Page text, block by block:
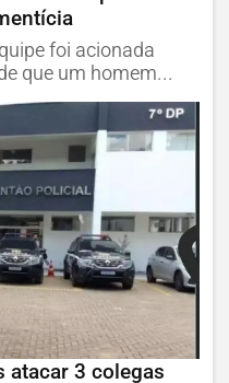
foi acionada
que um homem...
atacar 3 colegas